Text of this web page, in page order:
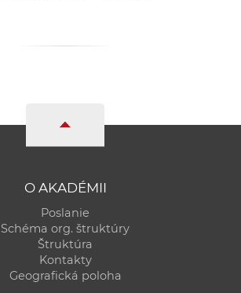
O AKADÉMII
Poslanie
Schéma org. štruktúry
Štruktúra
Kontakty
Geografická poloha